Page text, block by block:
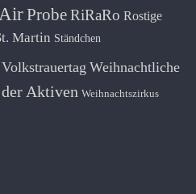
Probe RiRaRo Rostige
Martin Ständchen
Volkstrauertag Weihnachtliche
Aktiven Weihnachtszirkus